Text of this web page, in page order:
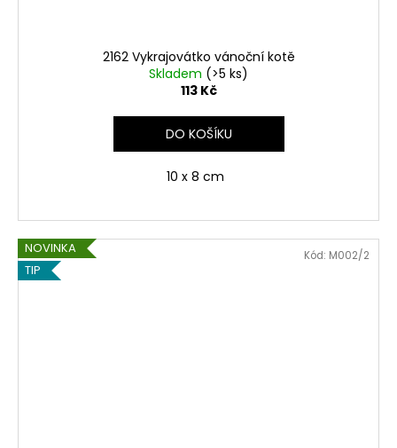
2162 Vykrajovátko vánoční kotě
Skladem (>5 ks)
113 Kč
DO KOŠÍKU
10 x 8 cm
NOVINKA
TIP
Kód: M002/2